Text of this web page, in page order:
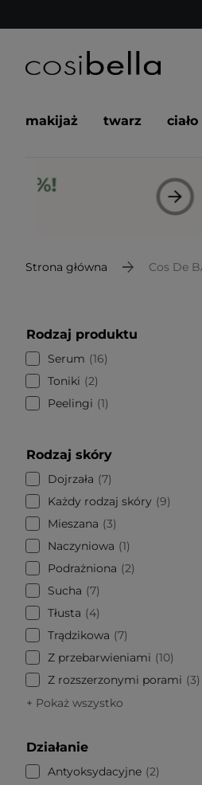
makijaż twarz ciało
Strona główna Cos De
Rodzaj produktu
Serum
16
Toniki
2
Peelingi
1
Rodzaj skóry
Dojrzała
7
Każdy rodzaj skóry
9
Mieszana
3
Naczyniowa
1
Podrażniona
2
Sucha
7
Tłusta
4
Trądzikowa
7
Z przebarwieniami
10
Z rozszerzonymi porami
3
+ Pokaż wszystko
Działanie
Antyoksydacyjne 2